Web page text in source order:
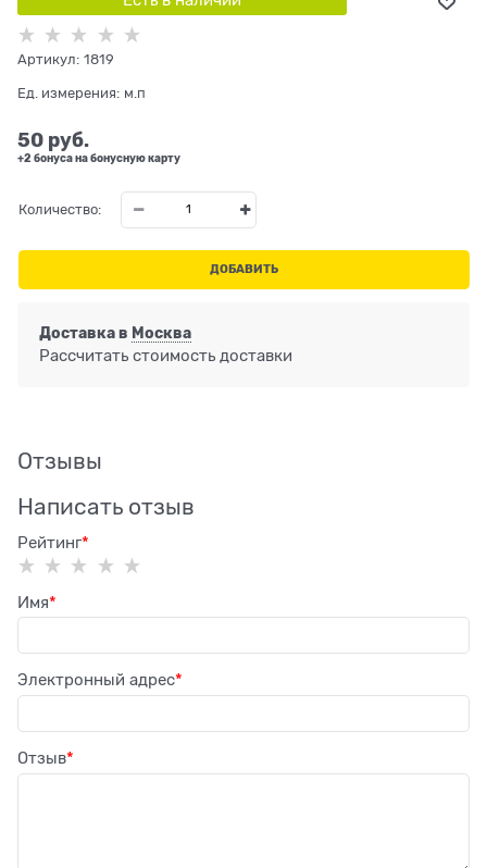
Артикул: 1819
Ед. измерения: м.п
50 руб.
+2 бонуса на бонусную карту
Количество:
ДОБАВИТЬ
Доставка в Москва
Рассчитать стоимость доставки
Отзывы
Написать отзыв
Рейтинг
Имя
Электронный адрес
Отзыв